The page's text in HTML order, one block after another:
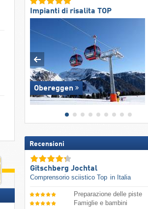
Impianti di risalita TOP
Obereggen
Recensioni
Gitschberg Jochtal
Comprensorio sciistico Top in Italia
Preparazione delle piste
Famiglie e bambini